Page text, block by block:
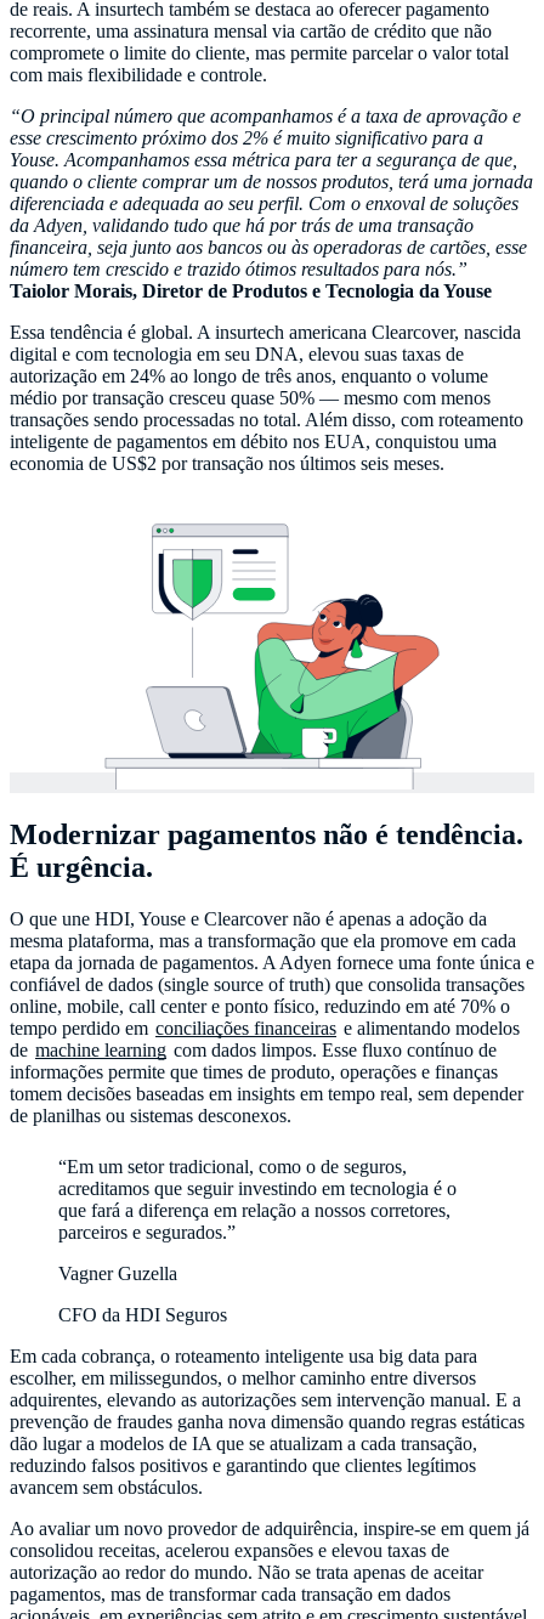
de reais. A insurtech também se destaca ao oferecer pagamento
recorrente, uma assinatura mensal via cartão de crédito que não
compromete o limite do cliente, mas permite parcelar o valor total
com mais flexibilidade e controle.
“O principal número que acompanhamos é a taxa de aprovação e
esse crescimento próximo dos 2% é muito significativo para a
Youse. Acompanhamos essa métrica para ter a segurança de que,
quando o cliente comprar um de nossos produtos, terá uma jornada
diferenciada e adequada ao seu perfil. Com o enxoval de soluções
da Adyen, validando tudo que há por trás de uma transação
financeira, seja junto aos bancos ou às operadoras de cartões, esse
número tem crescido e trazido ótimos resultados para nós.”
Taiolor Morais, Diretor de Produtos e Tecnologia da Youse
Essa tendência é global. A insurtech americana Clearcover, nascida
digital e com tecnologia em seu DNA, elevou suas taxas de
autorização em 24% ao longo de três anos, enquanto o volume
médio por transação cresceu quase 50% — mesmo com menos
transações sendo processadas no total. Além disso, com roteamento
inteligente de pagamentos em débito nos EUA, conquistou uma
Modernizar pagamentos não é tendência.
É urgência.
O que une HDI, Youse e Clearcover não é apenas a adoção da
mesma plataforma, mas a transformação que ela promove em cada
etapa da jornada de pagamentos. A Adyen fornece uma fonte única e
confiável de dados (single source of truth) que consolida transações
online, mobile, call center e ponto físico, reduzindo em até 70% o
tempo perdido em conciliações financeiras e alimentando modelos
de machine learning com dados limpos. Esse fluxo contínuo de
informações permite que times de produto, operações e finanças
tomem decisões baseadas em insights em tempo real, sem depender
de planilhas ou sistemas desconexos.
“Em um setor tradicional, como o de seguros,
acreditamos que seguir investindo em tecnologia é o
que fará a diferença em relação a nossos corretores,
parceiros e segurados.”
Vagner Guzella
CFO da HDI Seguros
Em cada cobrança, o roteamento inteligente usa big data para
escolher, em milissegundos, o melhor caminho entre diversos
adquirentes, elevando as autorizações sem intervenção manual. E a
prevenção de fraudes ganha nova dimensão quando regras estáticas
dão lugar a modelos de IA que se atualizam a cada transação,
reduzindo falsos positivos e garantindo que clientes legítimos
avancem sem obstáculos.
Ao avaliar um novo provedor de adquirência, inspire-se em quem já
consolidou receitas, acelerou expansões e elevou taxas de
autorização ao redor do mundo. Não se trata apenas de aceitar
pagamentos, mas de transformar cada transação em dados